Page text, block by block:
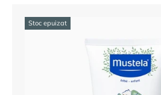
Stoc epuizat